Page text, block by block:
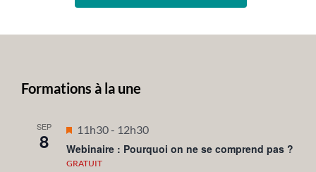
Formations à la une
SEP
8
Mis
en
avant
11h30- 12h30
Webinaire : Pourquoi on ne se comprend pas ?
GRATUIT